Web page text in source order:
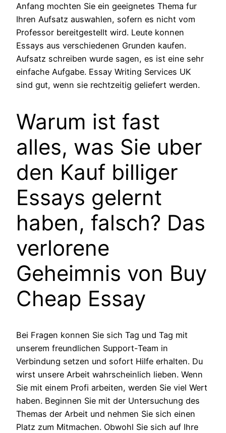
Anfang mochten Sie ein geeignetes Thema fur
Ihren Aufsatz auswahlen, sofern es nicht vom
Professor bereitgestellt wird. Leute konnen
Essays aus verschiedenen Grunden kaufen.
Aufsatz schreiben wurde sagen, es ist eine sehr
einfache Aufgabe. Essay Writing Services UK
sind gut, wenn sie rechtzeitig geliefert werden.
Warum ist fast
alles, was Sie uber
den Kauf billiger
Essays gelernt
haben, falsch? Das
verlorene
Geheimnis von Buy
Cheap Essay
Bei Fragen konnen Sie sich Tag und Tag mit
unserem freundlichen Support-Team in
Verbindung setzen und sofort Hilfe erhalten. Du
wirst unsere Arbeit wahrscheinlich lieben. Wenn
Sie mit einem Profi arbeiten, werden Sie viel Wert
haben. Beginnen Sie mit der Untersuchung des
Themas der Arbeit und nehmen Sie sich einen
Platz zum Mitmachen. Obwohl Sie sich auf Ihre